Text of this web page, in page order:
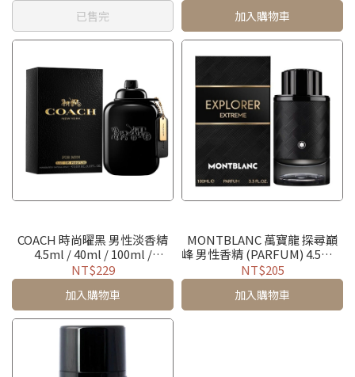
已售完 加入購物車
COACH 時尚曜黑 男性淡香精
4.5ml / 40ml / 100ml /
TESTER
NT$229
加入購物車
MONTBLANC 萬寶龍 探尋巔
峰 男性香精 (PARFUM) 4.5ml /
100ml / TESTER / 禮盒
NT$205
加入購物車